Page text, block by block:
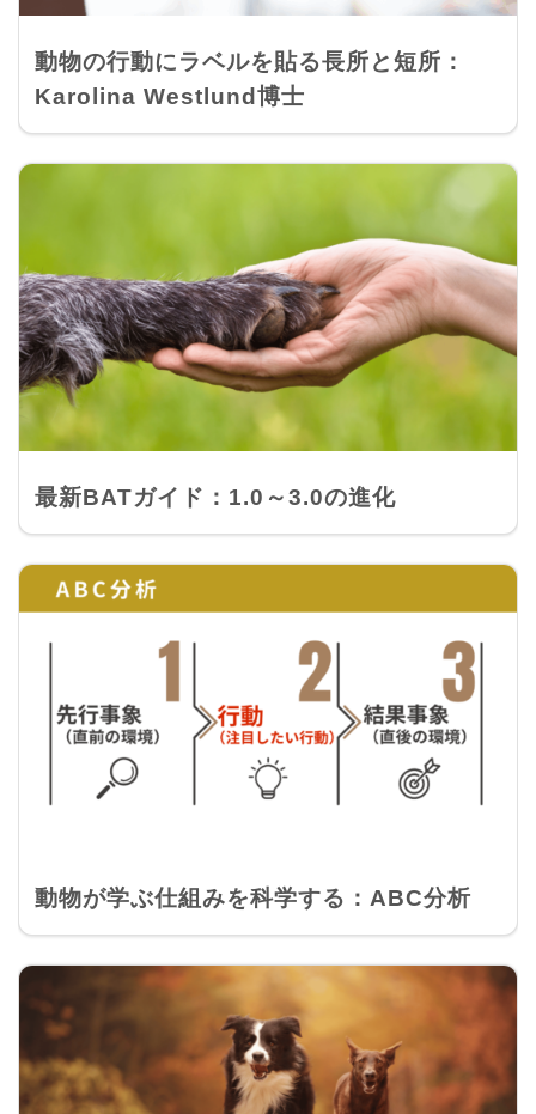
動物の行動にラベルを貼る長所と短所：
Karolina Westlund博士
最新BATガイド：1.0～3.0の進化
動物が学ぶ仕組みを科学する：ABC分析